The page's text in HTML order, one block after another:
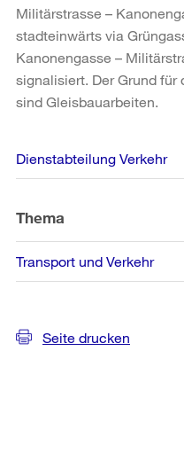
Militärstrasse –
stadteinwärts via
Kanonengasse –
signalisiert. Der Grund für
sind Gleisbauarbeiten.
Weitere
Informationen
Dienstabteilung Verkehr
Thema
Transport und Verkehr
Seite drucken